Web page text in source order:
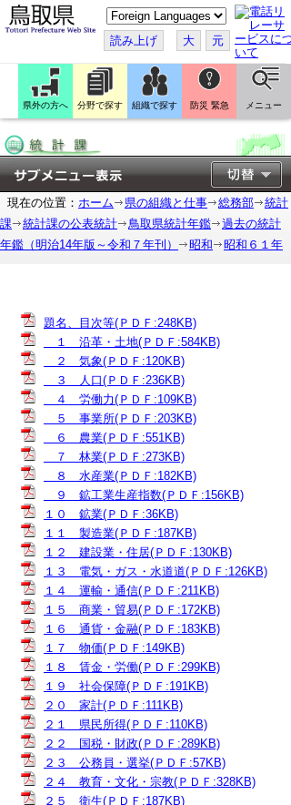
こ
の
ペ
ー
ジ
翻
訳
す
読み上げ 大 元
県外の方へ 分野で探す 組織で探す 防災 緊急 メニュー
現在の位置： ホーム 県の組織と仕事 総務部
統計
課
統計課の公表統計 鳥取県統計年鑑
過去の統計
年鑑（明治14年版～令和７年刊）
昭和 昭和６１年
題名、目次等(ＰＤＦ:248KB)
１ 沿革・土地(ＰＤＦ:584KB)
２ 気象(ＰＤＦ:120KB)
３ 人口(ＰＤＦ:236KB)
４ 労働力(ＰＤＦ:109KB)
５ 事業所(ＰＤＦ:203KB)
６ 農業(ＰＤＦ:551KB)
７ 林業(ＰＤＦ:273KB)
８ 水産業(ＰＤＦ:182KB)
９ 鉱工業生産指数(ＰＤＦ:156KB)
１０ 鉱業(ＰＤＦ:36KB)
１１ 製造業(ＰＤＦ:187KB)
１２ 建設業・住居(ＰＤＦ:130KB)
１３ 電気・ガス・水道道(ＰＤＦ:126KB)
１４ 運輸・通信(ＰＤＦ:211KB)
１５ 商業・貿易(ＰＤＦ:172KB)
１６ 通貨・金融(ＰＤＦ:183KB)
１７ 物価(ＰＤＦ:149KB)
１８ 賃金・労働(ＰＤＦ:299KB)
１９ 社会保障(ＰＤＦ:191KB)
２０ 家計(ＰＤＦ:111KB)
２１ 県民所得(ＰＤＦ:110KB)
２２ 国税・財政(ＰＤＦ:289KB)
２３ 公務員・選挙(ＰＤＦ:57KB)
２４ 教育・文化・宗教(ＰＤＦ:328KB)
２５ 衛生(ＰＤＦ:187KB)